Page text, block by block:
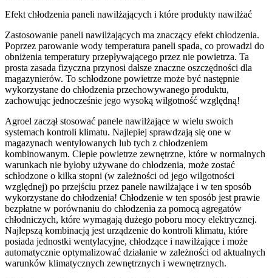
Efekt chłodzenia paneli nawilżających i które produkty nawilżać
Zastosowanie paneli nawilżających ma znaczący efekt chłodzenia.
Poprzez parowanie wody temperatura paneli spada, co prowadzi do
obniżenia temperatury przepływającego przez nie powietrza. Ta
prosta zasada fizyczna przynosi dalsze znaczne oszczędności dla
magazynierów. To schłodzone powietrze może być następnie
wykorzystane do chłodzenia przechowywanego produktu,
zachowując jednocześnie jego wysoką wilgotność względną!
Agroel zaczął stosować panele nawilżające w wielu swoich
systemach kontroli klimatu. Najlepiej sprawdzają się one w
magazynach wentylowanych lub tych z chłodzeniem
kombinowanym. Ciepłe powietrze zewnętrzne, które w normalnych
warunkach nie byłoby używane do chłodzenia, może zostać
schłodzone o kilka stopni (w zależności od jego wilgotności
względnej) po przejściu przez panele nawilżające i w ten sposób
wykorzystane do chłodzenia! Chłodzenie w ten sposób jest prawie
bezpłatne w porównaniu do chłodzenia za pomocą agregatów
chłodniczych, które wymagają dużego poboru mocy elektrycznej.
Najlepszą kombinacją jest urządzenie do kontroli klimatu, które
posiada jednostki wentylacyjne, chłodzące i nawilżające i może
automatycznie optymalizować działanie w zależności od aktualnych
warunków klimatycznych zewnętrznych i wewnętrznych.